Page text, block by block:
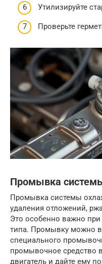
Утилизируйте
Проверьте
Промывка
Промывка системы
удаления отложений,
Это особенно важно при
типа. Промывку можно
специального
промывочное средство
двигатель и дайте ему